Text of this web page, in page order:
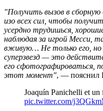
"Получить вызов в
изо всех сил, чтобы
усердно трудишься,
наблюдая за игрой Месси,
вживую… Не только его,
суперзвезд — это
его сфотографироваться,
этот момент", — пояснил
Joaquín Panichelli et un
pic.twitter.com/